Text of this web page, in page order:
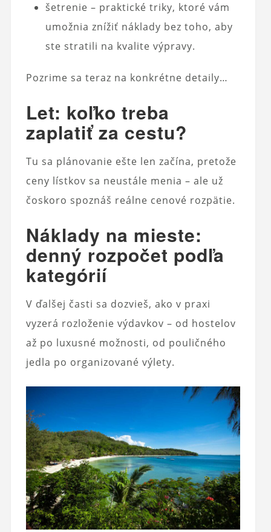
šetrenie – praktické triky, ktoré vám
umožnia znížiť náklady bez toho, aby
ste stratili na kvalite výpravy.
Pozrime sa teraz na konkrétne detaily…
Let: koľko treba
zaplatiť za cestu?
Tu sa plánovanie ešte len začína, pretože
ceny lístkov sa neustále menia – ale už
čoskoro spoznáš reálne cenové rozpätie.
Náklady na mieste:
denný rozpočet podľa
kategórií
V ďalšej časti sa dozvieš, ako v praxi
vyzerá rozloženie výdavkov – od hostelov
až po luxusné možnosti, od pouličného
jedla po organizované výlety.